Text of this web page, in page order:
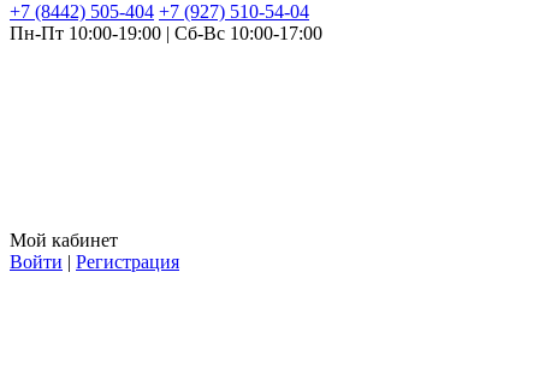
+7 (8442) 505-404 +7 (927) 510-54-04
Пн-Пт 10:00-19:00 | Сб-Вс 10:00-17:00
Мой кабинет
Войти | Регистрация